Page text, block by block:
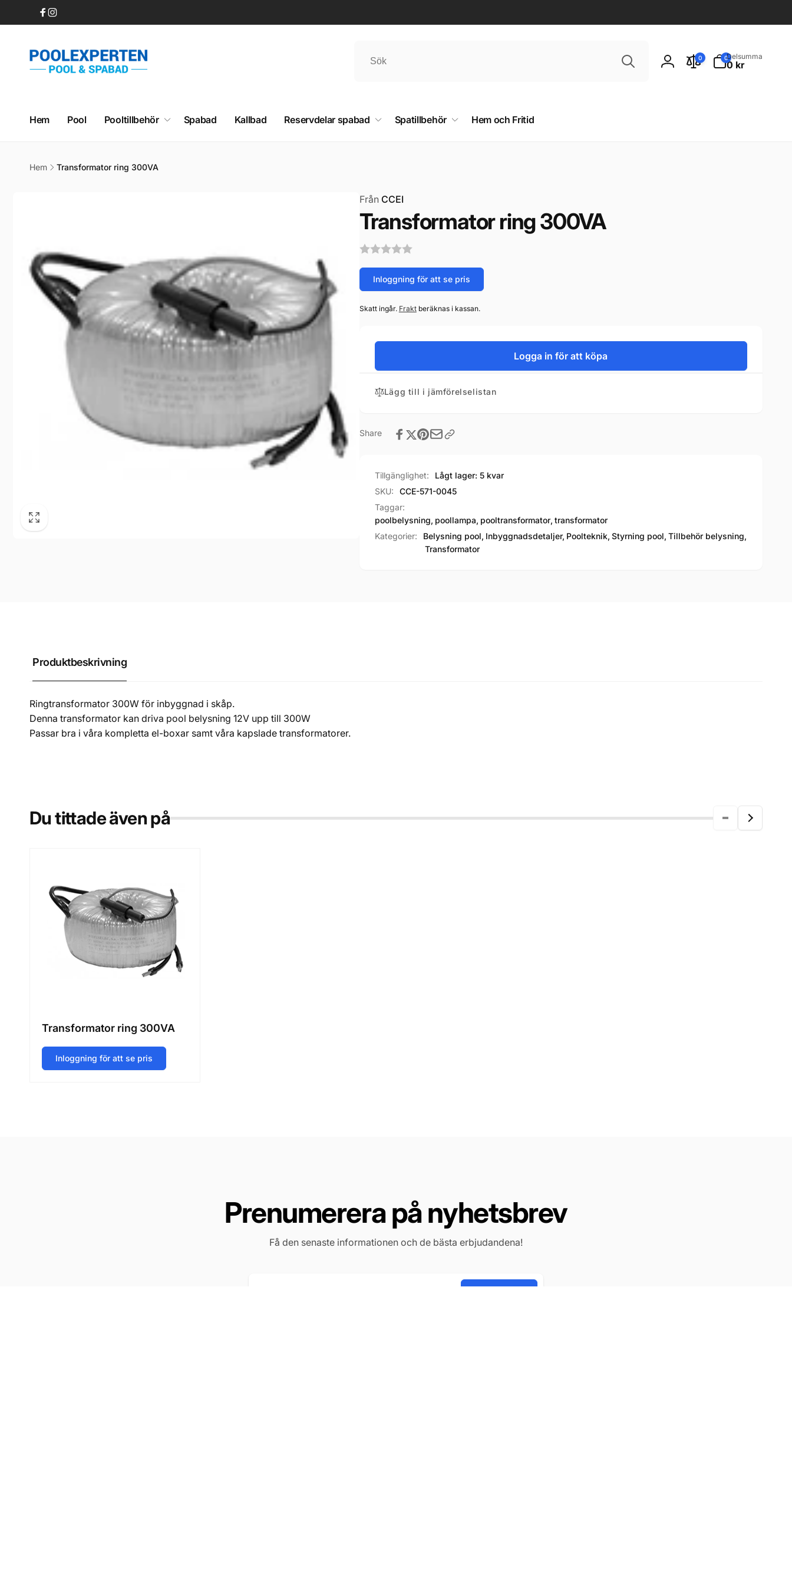
innehåll
Facebook
Instagram
Logga
0 0
artiklar
Delsumma
0 kr
Hem Pool Pooltillbehör Spabad Kallbad Reservdelar spabad Spatillbehör Hem och Fritid
Hem Transformator ring 300VA
FrånCCEI
Transformator ring 300VA
Inloggning för att se pris
Skatt ingår. Fraktberäknas i kassan.
Logga in för att köpa
Lägg till i jämförelselistan
Share
Tillgänglighet:
Lågt lager: 5 kvar
SKU:
CCE-571-0045
Taggar:
poolbelysning, poollampa, pooltransformator, transformator
Kategorier:
Belysning pool, Inbyggnadsdetaljer, Poolteknik, Styrning pool, Tillbehör belysning,
Transformator
Produktbeskrivning
Ringtransformator 300W för inbyggnad i skåp.
Denna transformator kan driva pool belysning 12V upp till 300W
Passar bra i våra kompletta el-boxar samt våra kapslade transformatorer.
Du tittade även på
Transformator ring 300VA
Inloggning för att se pris
Prenumerera på nyhetsbrev
Få den senaste informationen och de bästa erbjudandena!